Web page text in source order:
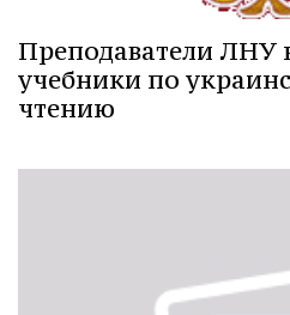
Преподаватели ЛНУ
учебники по
чтению